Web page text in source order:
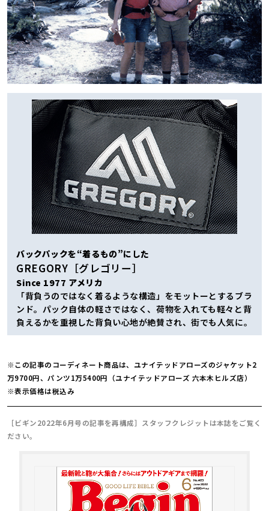
バックパックを“着るもの”にした
GREGORY［グレゴリー］
Since 1977 アメリカ
「背負うのではなく着るような構造」をモットーとするブラ
ンド。パック自体の軽さではなく、荷物を入れても軽々と背
負えるかを重視した背負い心地が絶賛され、街でも人気に。
※この記事のコーディネート商品は、ユナイテッドアローズのジャケット2
万9700円、パンツ1万5400円（ユナイテッドアローズ 六本木ヒルズ店）
※表示価格は税込み
［ビギン2022年6月号の記事を再構成］スタッフクレジットは本誌をご覧く
ださい。